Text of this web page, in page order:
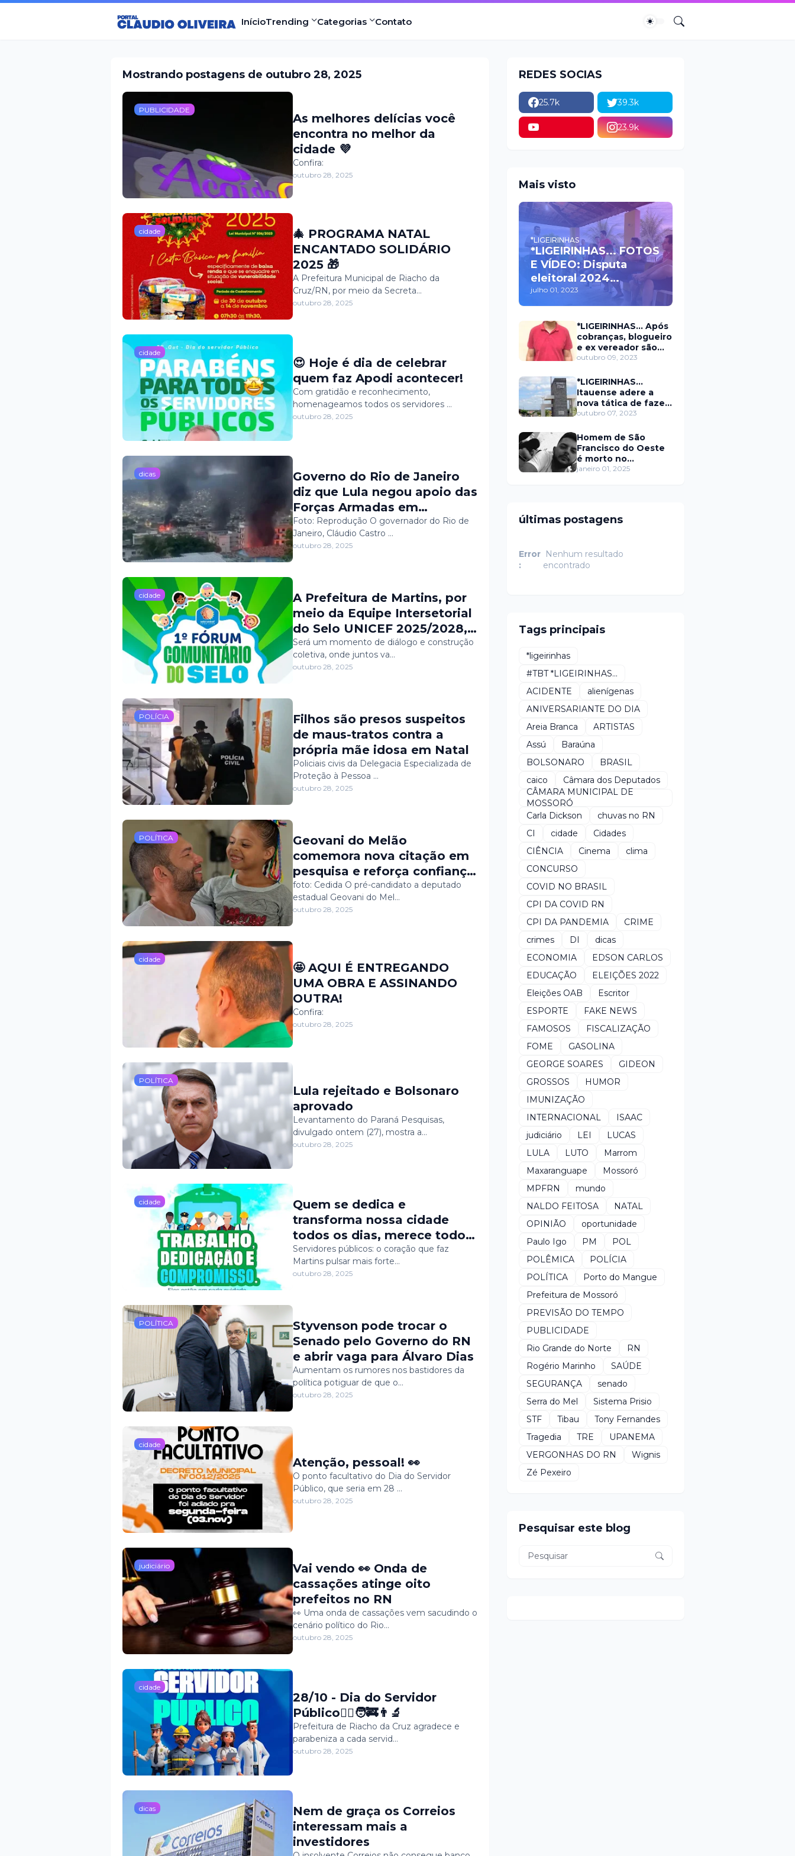
InícioTrending Categorias Contato
Mostrando postagens de outubro 28, 2025
PUBLICIDADE
As melhores delícias você
encontra no melhor da
cidade 💜
Confira:
outubro 28, 2025
cidade
🎄 PROGRAMA NATAL
ENCANTADO SOLIDÁRIO
2025 🎁
A Prefeitura Municipal de Riacho da
Cruz/RN, por meio da Secreta…
outubro 28, 2025
cidade
😍 Hoje é dia de celebrar
quem faz Apodi acontecer!
Com gratidão e reconhecimento,
homenageamos todos os servidores …
outubro 28, 2025
dicas
Governo do Rio de Janeiro
diz que Lula negou apoio das
Forças Armadas em
megaoperação contra o
tráfico
Foto: Reprodução O governador do Rio de
Janeiro, Cláudio Castro …
outubro 28, 2025
cidade
A Prefeitura de Martins, por
meio da Equipe Intersetorial
do Selo UNICEF 2025/2028,
convida você para participar
do 1º Fórum Comunitário, no
dia 30 de outubro, às 8h30,
Educação.
Será um momento de diálogo e construção
coletiva, onde juntos va…
outubro 28, 2025
POLÍCIA
Filhos são presos suspeitos
de maus-tratos contra a
própria mãe idosa em Natal
Policiais civis da Delegacia Especializada de
Proteção à Pessoa …
outubro 28, 2025
POLÍTICA
Geovani do Melão
comemora nova citação em
pesquisa e reforça confiança
na caminhada rumo à
Assembleia Legislativa
foto: Cedida O pré-candidato a deputado
estadual Geovani do Mel…
outubro 28, 2025
cidade
🤩 AQUI É ENTREGANDO
UMA OBRA E ASSINANDO
OUTRA!
Confira:
outubro 28, 2025
POLÍTICA
Lula rejeitado e Bolsonaro
aprovado
Levantamento do Paraná Pesquisas,
divulgado ontem (27), mostra a…
outubro 28, 2025
cidade
Quem se dedica e
transforma nossa cidade
todos os dias, merece todo
reconhecimento. 🙌
Servidores públicos: o coração que faz
Martins pulsar mais forte…
outubro 28, 2025
POLÍTICA
Styvenson pode trocar o
Senado pelo Governo do RN
e abrir vaga para Álvaro Dias
Aumentam os rumores nos bastidores da
política potiguar de que o…
outubro 28, 2025
cidade
Atenção, pessoal! 👀
O ponto facultativo do Dia do Servidor
Público, que seria em 28 …
outubro 28, 2025
judiciário
Vai vendo 👀 Onda de
cassações atinge oito
prefeitos no RN
👀 Uma onda de cassações vem sacudindo o
cenário político do Rio…
outubro 28, 2025
cidade
28/10 - Dia do Servidor
Público🧑‍⚕🧑‍🚒👨‍🔬
Prefeitura de Riacho da Cruz agradece e
parabeniza a cada servid…
outubro 28, 2025
dicas
Nem de graça os Correios
interessam mais a
investidores
REDES SOCIAS
25.7k 39.3k
23.9k
Mais visto
*LIGEIRINHAS
*LIGEIRINHAS... FOTOS
E VÍDEO: Disputa
eleitoral 2024
movimenta políticos
da oposição em Itaú na
escolha do candidato
a prefeito
julho 01, 2023
*LIGEIRINHAS... Após
cobranças, blogueiro
e ex vereador são
xingados pelo
prefeitura de Itaú
outubro 09, 2023
*LIGEIRINHAS...
Itauense adere a
nova tática de fazer
exame através de
outubro 07, 2023
Homem de São
Francisco do Oeste
é morto no
município de
janeiro 01, 2025
últimas postagens
Error
:
Nenhum resultado
encontrado
Tags principais
*ligeirinhas
#TBT *LIGEIRINHAS...
ACIDENTE
alienígenas
ANIVERSARIANTE DO DIA
Areia Branca
ARTISTAS
Assú
Baraúna
BOLSONARO
BRASIL
caico
Câmara dos Deputados
CÂMARA MUNICIPAL DE
MOSSORÓ
Carla Dickson
chuvas no RN
CI
cidade
Cidades
CIÊNCIA
Cinema
clima
CONCURSO
COVID NO BRASIL
CPI DA COVID RN
CPI DA PANDEMIA
CRIME
crimes
DI
dicas
ECONOMIA
EDSON CARLOS
EDUCAÇÃO
ELEIÇÕES 2022
Eleições OAB
Escritor
ESPORTE
FAKE NEWS
FAMOSOS
FISCALIZAÇÃO
FOME
GASOLINA
GEORGE SOARES
GIDEON
GROSSOS
HUMOR
IMUNIZAÇÃO
INTERNACIONAL
ISAAC
judiciário
LEI
LUCAS
LULA
LUTO
Marrom
Maxaranguape
Mossoró
MPFRN
mundo
NALDO FEITOSA
NATAL
OPINIÃO
oportunidade
Paulo Igo
PM
POL
POLÊMICA
POLÍCIA
POLÍTICA
Porto do Mangue
Prefeitura de Mossoró
PREVISÃO DO TEMPO
PUBLICIDADE
Rio Grande do Norte
RN
Rogério Marinho
SAÚDE
SEGURANÇA
senado
Serra do Mel
Sistema Prisio
STF
Tibau
Tony Fernandes
Tragedia
TRE
UPANEMA
VERGONHAS DO RN
Wignis
Zé Pexeiro
Pesquisar este blog